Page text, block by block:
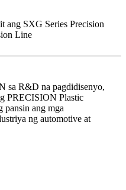
ang SXG Series Precision
Line
sa R&D na pagdidisenyo,
PRECISION Plastic
pansin ang mga
ng automotive at